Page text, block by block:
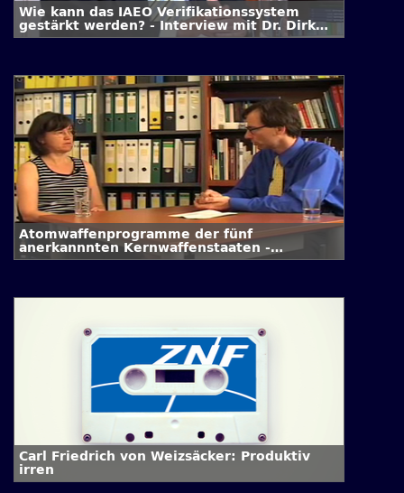
Wie kann das IAEO Verifikationssystem
gestärkt werden? - Interview mit Dr. Dirk
Schriefer
Atomwaffenprogramme der fünf
anerkannnten Kernwaffenstaaten -
Interview mit Dr. Annette Schaper
Carl Friedrich von Weizsäcker: Produktiv
irren